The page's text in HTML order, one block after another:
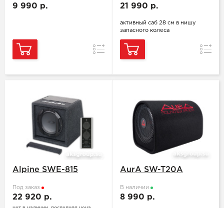
9 990 р.
Сравнение
21 990 р.
активный саб 28 см в нишу
запасного колеса
Alpine SWE-815
Под заказ
22 920 р.
AurA SW-T20A
В наличии
8 990 р.